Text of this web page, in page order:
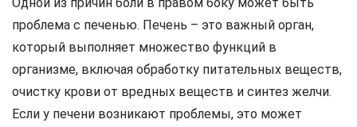
проблема с печенью. Печень – это важный орган,
который выполняет множество функций в
организме, включая обработку питательных веществ,
очистку крови от вредных веществ и синтез желчи.
Если у печени возникают проблемы, это может